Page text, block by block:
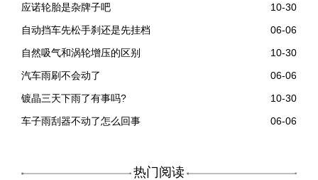
应诺轮胎是杂牌子吧
10-30
自动挡车先松手刹还是先挂档
06-06
自然吸气和涡轮增压的区别
10-30
汽车雨刷不会动了
06-06
镀晶三天下雨了有事吗?
10-30
车子雨刮器不动了怎么回事
06-06
热门阅读